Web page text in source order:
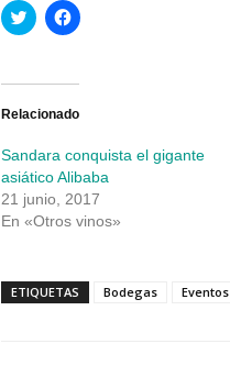
Haz
clic
Twitter
abre
ventana
nueva)
Haz
clic
Facebook
abre
ventana
nueva)
Relacionado
Sandara conquista el gigante
asiático Alibaba
21 junio, 2017
En «Otros vinos»
ETIQUETAS Bodegas Eventos